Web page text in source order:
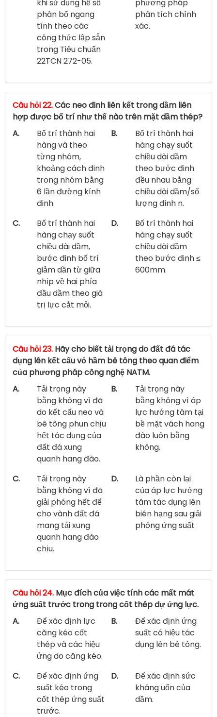
khi sử dụng hệ số
phân bố ngang
tính theo các
công thức lập sẵn
trong Tiêu chuẩn
22TCN 272-05.
phương pháp
phân tích chính
xác.
Câu hỏi 22.Các neo đinh liên kết trong dầm liên
hợp được bố trí như thế nào trên mặt dầm thép?
A.
Bố trí thành hai
hàng và theo
từng nhóm,
khoảng cách đinh
trong nhóm bằng
6 lần đường kính
đinh.
B.
Bố trí thành hai
hàng chạy suốt
chiều dài dầm
theo bước đinh
đều nhau bằng
chiều dài dầm/số
lượng đinh n.
C.
Bố trí thành hai
hàng chạy suốt
chiều dài dầm,
bước đinh bố trí
giảm dần từ giữa
nhịp về hai phía
đầu dầm theo giá
trị lực cắt mỏi.
D.
Bố trí thành hai
hàng chạy suốt
chiều dài dầm
theo bước đinh ≤
600mm.
Câu hỏi 23. Hãy cho biết tải trọng do đất đá tác
dụng lên kết cấu vỏ hầm bê tông theo quan điểm
của phương pháp công nghệ NATM.
A.
Tải trọng này
bằng không vì đã
do kết cấu neo và
bê tông phun chịu
hết tác dụng của
đất đá xung
quanh hang đào.
B.
Tải trọng này
bằng không vì áp
lực hướng tâm tại
bề mặt vách hang
đào luôn bằng
không.
C.
Tải trọng này
bằng không vì đã
giải phóng hết để
cho vành đất đá
mang tải xung
quanh hang đào
chịu.
D.
Là phần còn lại
của áp lực hướng
tâm tác dụng lên
biên hạng sau giải
phóng ứng suất
Câu hỏi 24. Mục đích của việc tính các mất mát
ứng suất trước trong trong cốt thép dự ứng lực.
A.
Để xác định lực
căng kéo cốt
thép và các hiệu
ứng do căng kéo.
B.
Để xác định ứng
suất có hiệu tác
dụng lên bê tông.
C.
Để xác định ứng
suất kéo trong
cốt thép ứng suất
trước.
D.
Để xác định sức
kháng uốn của
dầm.